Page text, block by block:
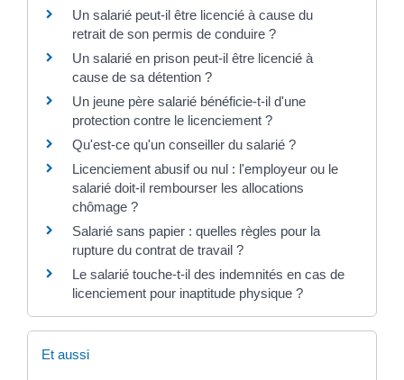
Un salarié peut-il être licencié à cause du
retrait de son permis de conduire ?
Un salarié en prison peut-il être licencié à
cause de sa détention ?
Un jeune père salarié bénéficie-t-il d'une
protection contre le licenciement ?
Qu'est-ce qu'un conseiller du salarié ?
Licenciement abusif ou nul : l'employeur ou le
salarié doit-il rembourser les allocations
chômage ?
Salarié sans papier : quelles règles pour la
rupture du contrat de travail ?
Le salarié touche-t-il des indemnités en cas de
licenciement pour inaptitude physique ?
Et aussi